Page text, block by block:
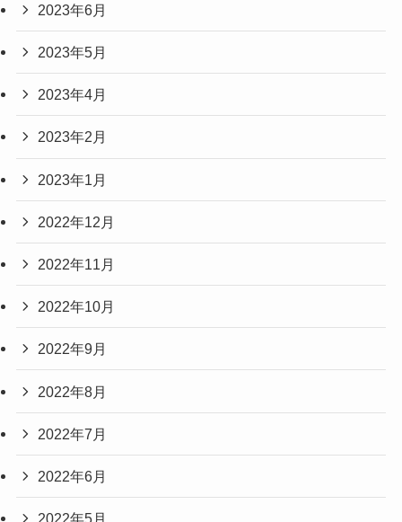
2023年6月
2023年5月
2023年4月
2023年2月
2023年1月
2022年12月
2022年11月
2022年10月
2022年9月
2022年8月
2022年7月
2022年6月
2022年5月